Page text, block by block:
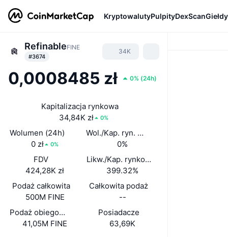
KryptowalutyPulpityDexScanGiełdy
RefinableFINE
#3674
34K
0,0008485 zł 0% (24h)
Kapitalizacja rynkowa
34,84K zł
0%
Wolumen (24h)
0 zł
0%
Wol./Kap. ryn. (24 h)
0%
FDV
424,28K zł
Likw./Kap. rynkowa
399.32%
Podaż całkowita
500M FINE
Całkowita podaż
--
Podaż obiegowa
41,05M FINE
Posiadacze
63,69K